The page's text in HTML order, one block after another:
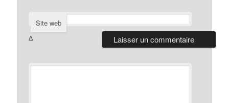
Site web
Δ